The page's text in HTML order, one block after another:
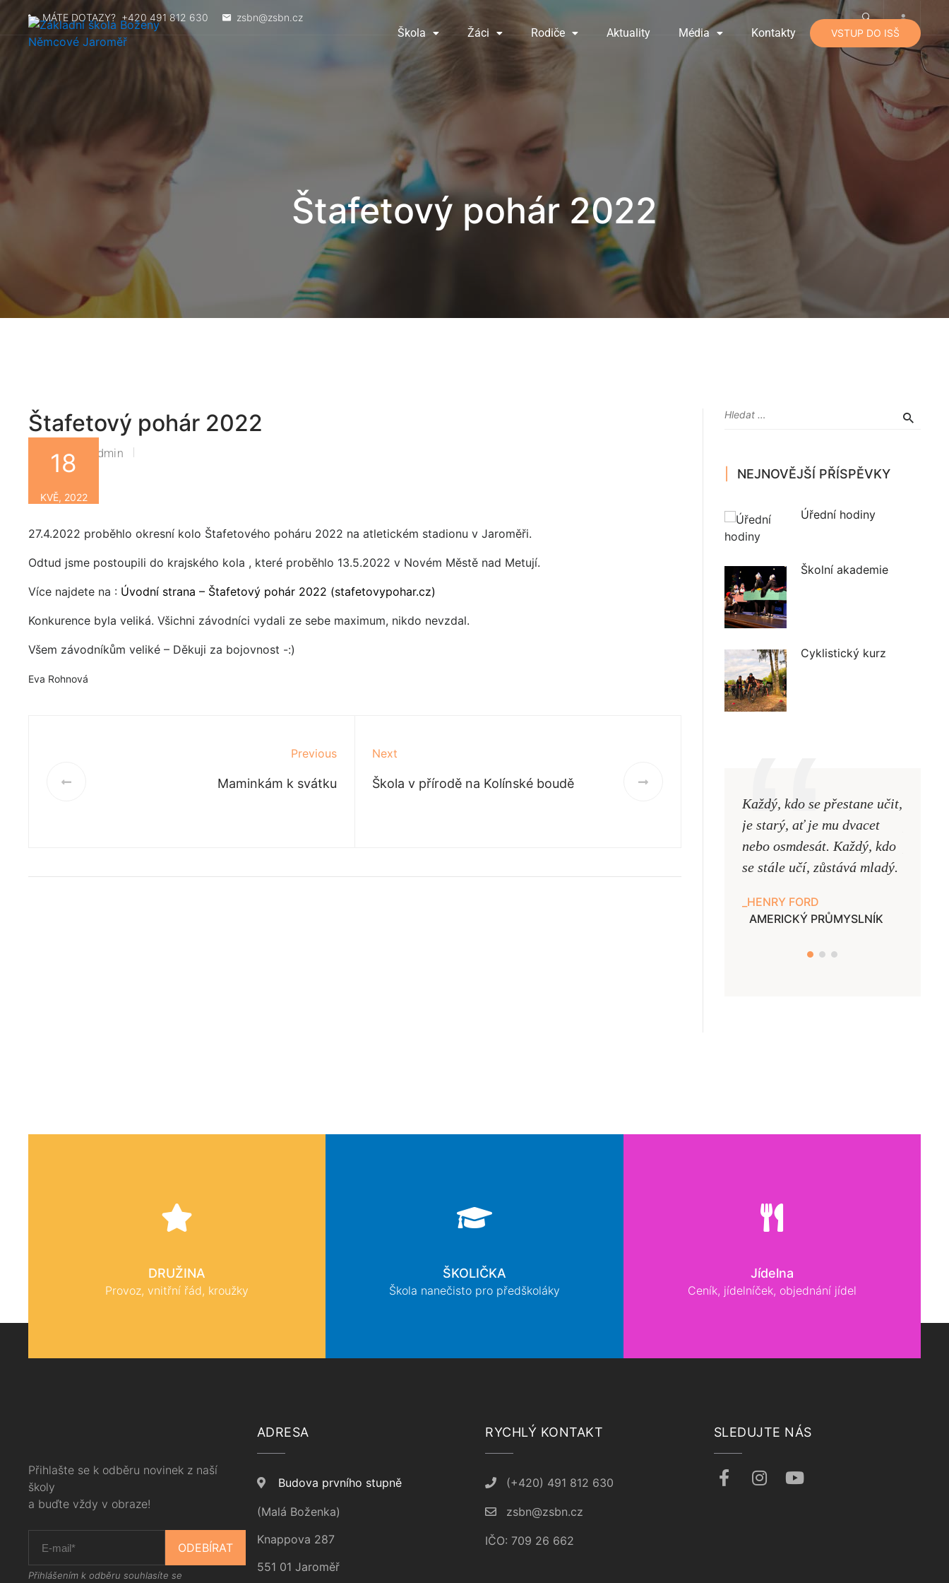
MÁTE DOTAZY? +420 491 812 630 zsbn@zsbn.cz
Škola Žáci Rodiče Aktuality Média Kontakty VSTUP DO ISŠ
Štafetový pohár 2022
Štafetový pohár 2022
By Zsbn-Admin
18
KVĚ, 2022
27.4.2022 proběhlo okresní kolo Štafetového poháru 2022 na atletickém stadionu v Jaroměři.
Odtud jsme postoupili do krajského kola , které proběhlo 13.5.2022 v Novém Městě nad Metují.
Více najdete na : Úvodní strana – Štafetový pohár 2022 (stafetovypohar.cz)
Konkurence byla veliká. Všichni závodníci vydali ze sebe maximum, nikdo nevzdal.
Všem závodníkům veliké – Děkuji za bojovnost -:)
Eva Rohnová
Previous
Maminkám k svátku
Next
Škola v přírodě na Kolínské boudě
NEJNOVĚJŠÍ PŘÍSPĚVKY
Úřední hodiny
Školní akademie
Cyklistický kurz
Každý, kdo se přestane učit,
je starý, ať je mu dvacet
nebo osmdesát. Každý, kdo
se stále učí, zůstává mladý.
HENRY FORD
AMERICKÝ PRŮMYSLNÍK
DRUŽINA
Provoz, vnitřní řád, kroužky
ŠKOLIČKA
Škola nanečisto pro předškoláky
Jídelna
Ceník, jídelníček, objednání jídel
Přihlašte se k odběru novinek z naší
školy
a buďte vždy v obraze!
ODEBÍRAT
Přihlášením k odběru souhlasíte se
ADRESA
Budova prvního stupně
(Malá Boženka)
Knappova 287
551 01 Jaroměř
RYCHLÝ KONTAKT
(+420) 491 812 630
zsbn@zsbn.cz
IČO: 709 26 662
SLEDUJTE NÁS